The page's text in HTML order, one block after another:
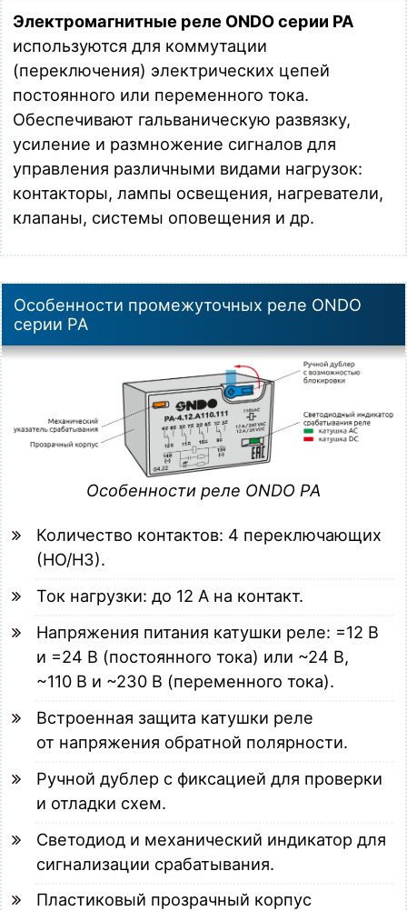
Электромагнитные реле ONDO серии PA
используются для коммутации
(переключения) электрических цепей
постоянного или переменного тока.
Обеспечивают гальваническую развязку,
усиление и размножение сигналов для
управления различными видами нагрузок:
контакторы, лампы освещения, нагреватели,
клапаны, системы оповещения и др.
Особенности промежуточных реле ONDO
серии PA
Особенности реле ONDO PA
Количество контактов: 4 переключающих
(НО/НЗ).
Ток нагрузки: до 12 А на контакт.
Напряжения питания катушки реле: =12 В
и =24 В (постоянного тока) или ~24 В,
~110 В и ~230 В (переменного тока).
Встроенная защита катушки реле
от напряжения обратной полярности.
Ручной дублер с фиксацией для проверки
и отладки схем.
Светодиод и механический индикатор для
сигнализации срабатывания.
Пластиковый прозрачный корпус